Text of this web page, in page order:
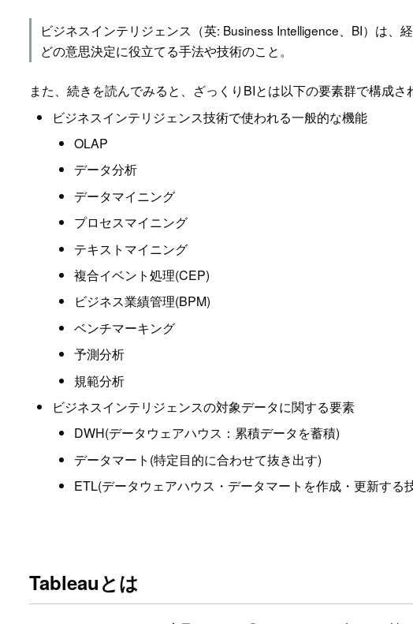
ビジネスインテリジェンス（英: Business Intelligence、BI）は
どの意思決定に役立てる手法や技術のこと。
また、続きを読んでみると、ざっくりBIとは以下の要素群で構成さ
ビジネスインテリジェンス技術で使われる一般的な機能
OLAP
データ分析
データマイニング
プロセスマイニング
テキストマイニング
複合イベント処理(CEP)
ビジネス業績管理(BPM)
ベンチマーキング
予測分析
規範分析
ビジネスインテリジェンスの対象データに関する要素
DWH(データウェアハウス：累積データを蓄積)
データマート(特定目的に合わせて抜き出す)
ETL(データウェアハウス・データマートを作成・更新する
Tableauとは